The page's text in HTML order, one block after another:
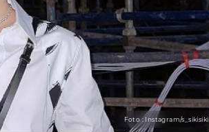
Foto : Instagram/s_sikisiki